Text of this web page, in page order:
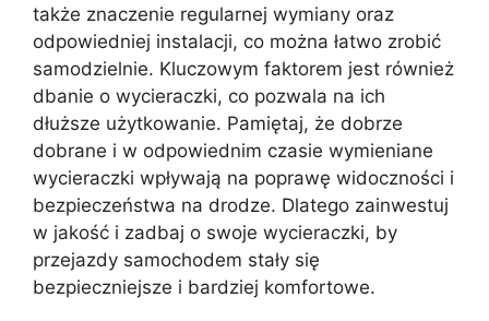
także znaczenie regularnej wymiany oraz
odpowiedniej instalacji, co można łatwo zrobić
samodzielnie. Kluczowym faktorem jest również
dbanie o wycieraczki, co pozwala na ich
dłuższe użytkowanie. Pamiętaj, że dobrze
dobrane i w odpowiednim czasie wymieniane
wycieraczki wpływają na poprawę widoczności i
bezpieczeństwa na drodze. Dlatego zainwestuj
w jakość i zadbaj o swoje wycieraczki, by
przejazdy samochodem stały się
bezpieczniejsze i bardziej komfortowe.